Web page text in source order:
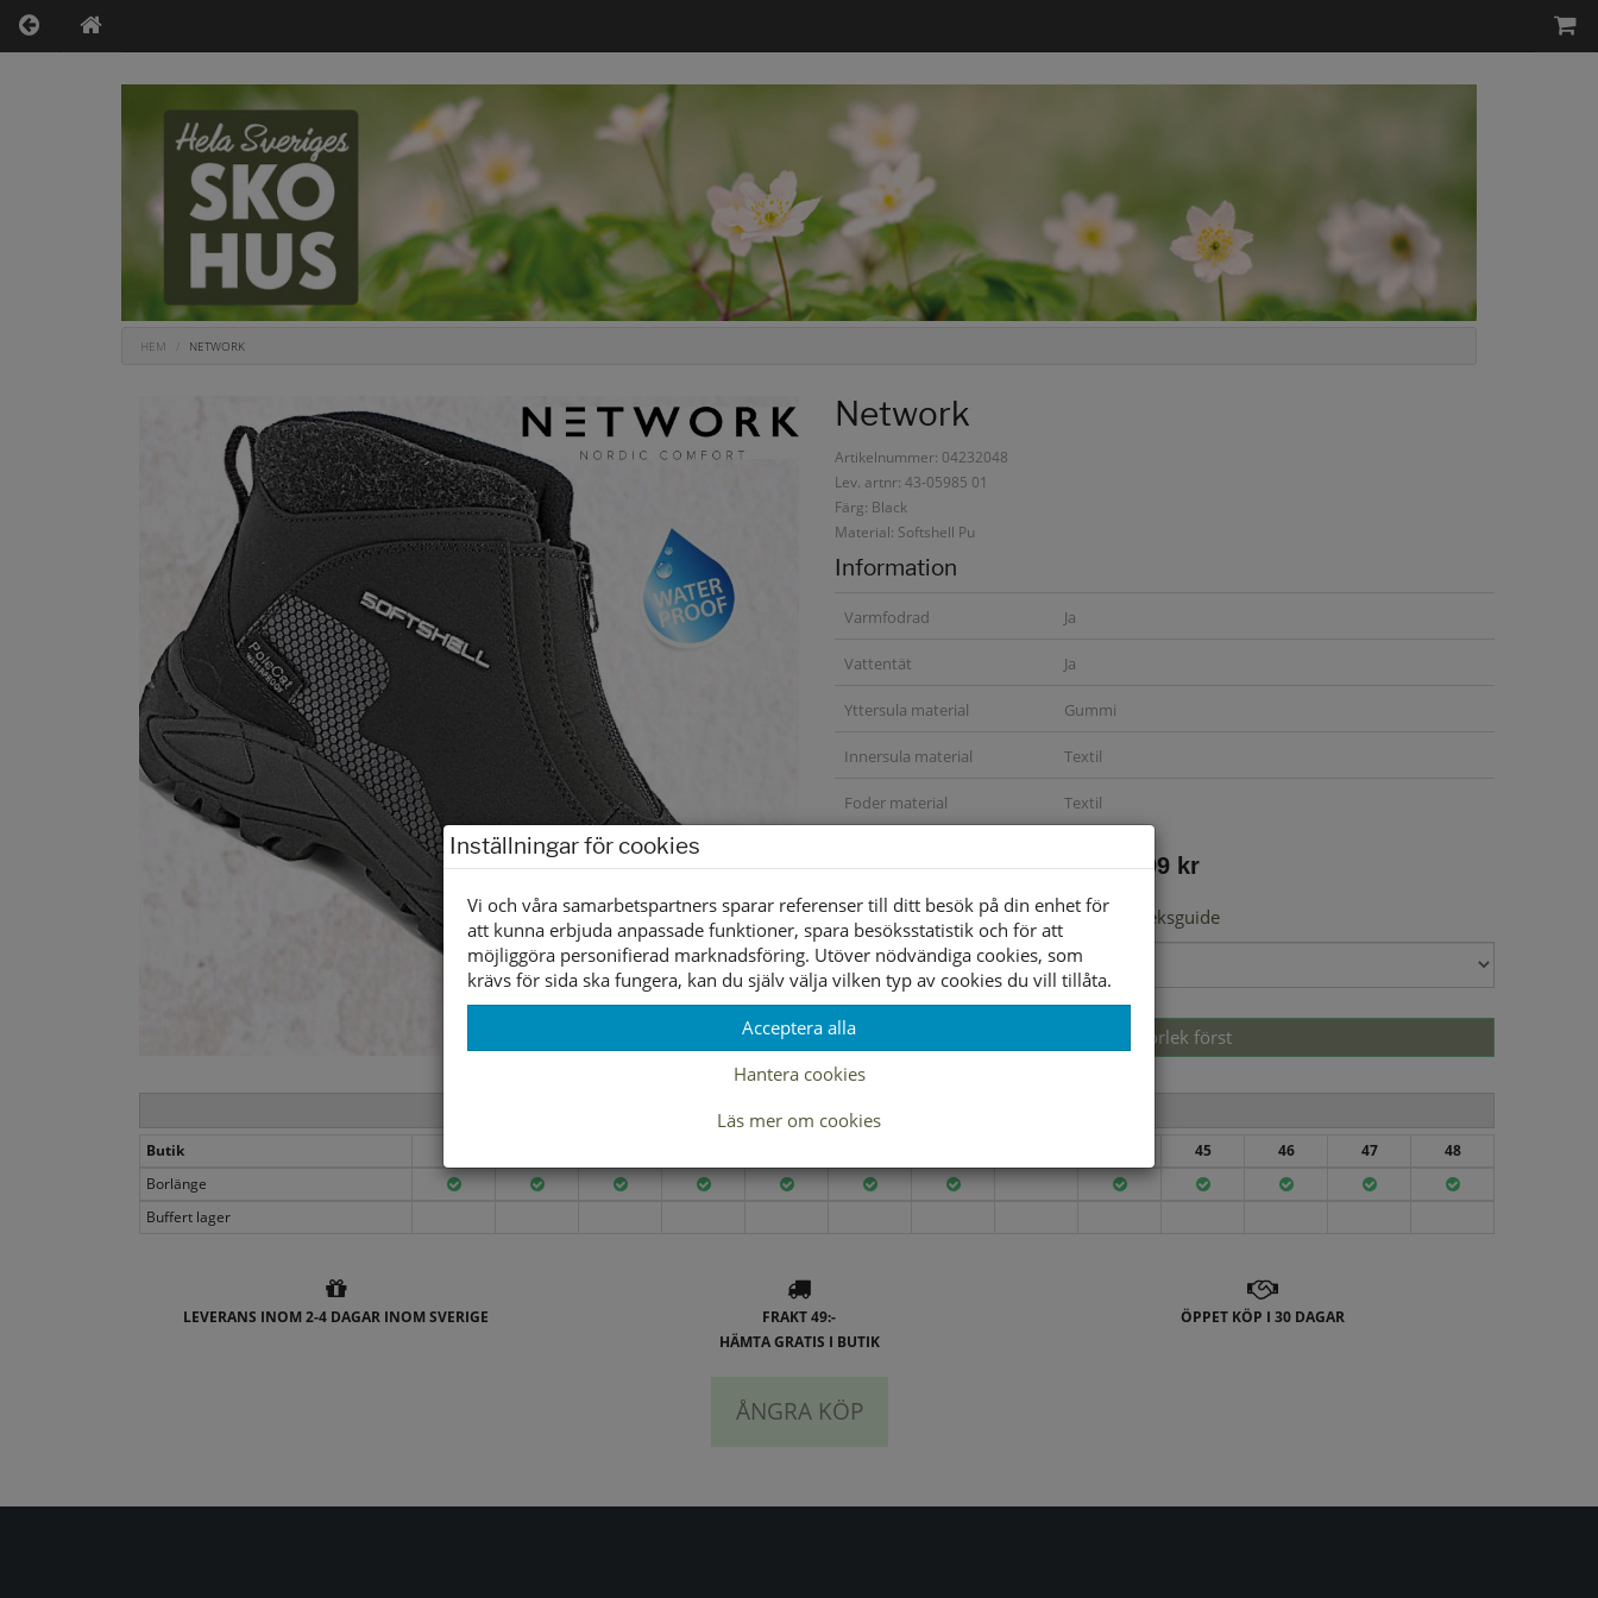
HEM NETWORK
Network
Artikelnummer: 04232048
Lev. artnr: 43-05985 01
Färg: Black
Material: Softshell Pu
Information
Varmfodrad Ja
Vattentät Ja
Yttersula material Gummi
Innersula material Textil
Foder material Textil
899 kr
Storleksguide
Välj storlek först
Lagerstatus per butik
Butik
45 46 47
48
Borlänge
Buffert lager
LEVERANS INOM 2-4 DAGAR INOM SVERIGE
FRAKT 49:-
HÄMTA GRATIS I BUTIK
ÖPPET KÖP I 30 DAGAR
ÅNGRA KÖP
Inställningar för cookies
Vi och våra samarbetspartners sparar referenser till ditt besök på din enhet för
att kunna erbjuda anpassade funktioner, spara besöksstatistik och för att
möjliggöra personifierad marknadsföring. Utöver nödvändiga cookies, som
krävs för sida ska fungera, kan du själv välja vilken typ av cookies du vill tillåta.
Acceptera alla
Hantera cookies
Läs mer om cookies